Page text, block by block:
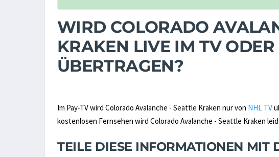
WIRD COLORADO
KRAKEN LIVE IM TV ODER
ÜBERTRAGEN?
Im Pay-TV wird Colorado Avalanche - Seattle Kraken nur von NHL TV
kostenlosen Fernsehen wird Colorado Avalanche - Seattle Kraken
TEILE DIESE INFORMATIONEN MIT